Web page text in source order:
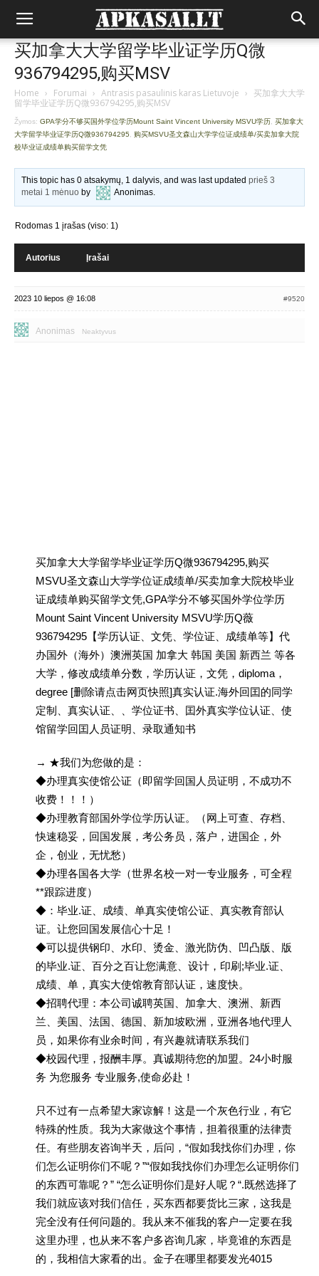
买加拿大大学留学毕业证学历Q微
936794295,购买MSV
Home › Forumai › Antrasis pasaulinis karas Lietuvoje › 买加拿大大学
留学毕业证学历Q微936794295,购买MSV
Žymos: GPA学分不够买国外学位学历Mount Saint Vincent University MSVU学历 买加拿大
大学留学毕业证学历Q微936794295
购买MSVU圣文森山大学学位证成绩单/买卖加拿大院
校毕业证成绩单购买留学文凭
This topic has 0 atsakymų, 1 dalyvis, and was last updatedprieš 3
metai 1 mėnuo by Anonimas.
Rodomas 1 įrašas (viso: 1)
Autorius Įrašai
2023 10 liepos @ 16:08 #9520
Anonimas Neaktyvus
买加拿大大学留学毕业证学历Q微936794295,购买
MSVU圣文森山大学学位证成绩单/买卖加拿大院校毕业
证成绩单购买留学文凭,GPA学分不够买国外学位学历
Mount Saint Vincent University MSVU学历Q薇
936794295【学历认证、文凭、学位证、成绩单等】代
办国外（海外）澳洲英国 加拿大 韩国 美国 新西兰 等各
大学，修改成绩单分数，学历认证，文凭，diploma，
degree [删除请点击网页快照]真实认证.海外回囯的同学
定制、真实认证、、学位证书、囯外真实学位认证、使
馆留学回囯人员证明、录取通知书
→ ★我们为您做的是：
◆办理真实使馆公证（即留学回国人员证明，不成功不
收费！！！）
◆办理教育部国外学位学历认证。（网上可查、存档、
快速稳妥，回国发展，考公务员，落户，进国企，外
企，创业，无忧愁）
◆办理各国各大学（世界名校一对一专业服务，可全程
**跟踪进度）
◆：毕业.证、成绩、单真实使馆公证、真实教育部认
证。让您回国发展信心十足！
◆可以提供钢印、水印、烫金、激光防伪、凹凸版、版
的毕业.证、百分之百让您满意、设计，印刷;毕业.证、
成绩、单，真实大使馆教育部认证，速度快。
◆招聘代理：本公司诚聘英国、加拿大、澳洲、新西
兰、美国、法国、德国、新加坡欧洲，亚洲各地代理人
员，如果你有业余时间，有兴趣就请联系我们
◆校园代理，报酬丰厚。真诚期待您的加盟。24小时服
务 为您服务 专业服务,使命必赴！
只不过有一点希望大家谅解！这是一个灰色行业，有它
特殊的性质。我为大家做这个事情，担着很重的法律责
任。有些朋友咨询半天，后问，“假如我找你们办理，你
们怎么证明你们不呢？”“假如我找你们办理怎么证明你们
的东西可靠呢？” “怎么证明你们是好人呢？“.既然选择了
我们就应该对我们信任，买东西都要货比三家，这我是
完全没有任何问题的。我从来不催我的客户一定要在我
这里办理，也从来不客户多咨询几家，毕竟谁的东西是
的，我相信大家看的出。金子在哪里都要发光4015